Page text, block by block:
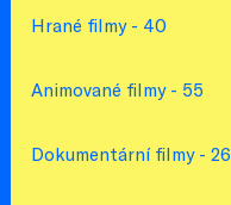
Hrané filmy - 40
Animované filmy - 55
Dokumentární filmy - 26